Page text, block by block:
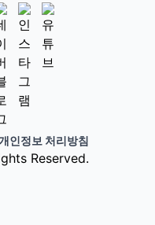
인정보 처리방침
Reserved.